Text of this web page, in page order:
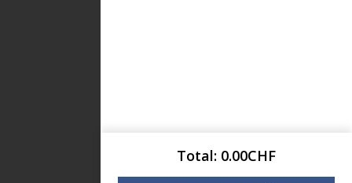
Total 0.00CHF